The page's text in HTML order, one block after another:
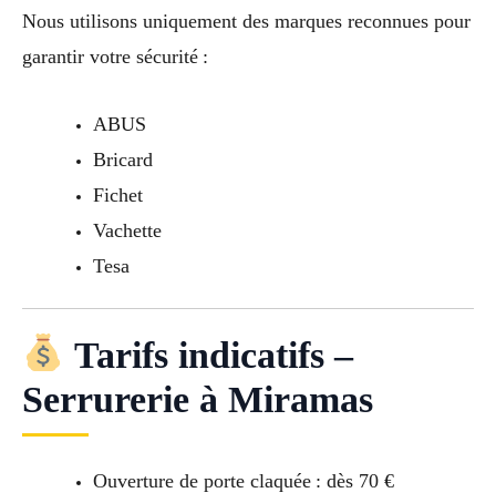
Nous utilisons uniquement des marques reconnues pour
garantir votre sécurité :
ABUS
Bricard
Fichet
Vachette
Tesa
Tarifs indicatifs –
Serrurerie à Miramas
Ouverture de porte claquée : dès 70 €